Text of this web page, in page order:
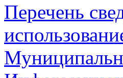
Перечень